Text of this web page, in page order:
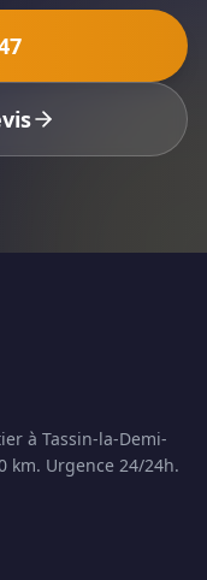
à Tassin-la-Demi-
km. Urgence 24/24h.